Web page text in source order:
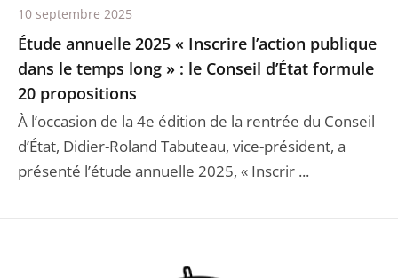
Étude annuelle 2025 « Inscrire l’action publique
dans le temps long » : le Conseil d’État formule
20 propositions
À l’occasion de la 4e édition de la rentrée du Conseil
d’État, Didier-Roland Tabuteau, vice-président, a
présenté l’étude annuelle 2025, « Inscrir ...
10 septembre 2025